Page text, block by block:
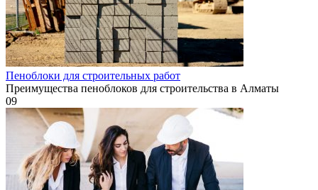
Пеноблоки для строительных работ
Преимущества пеноблоков для строительства в Алматы
09